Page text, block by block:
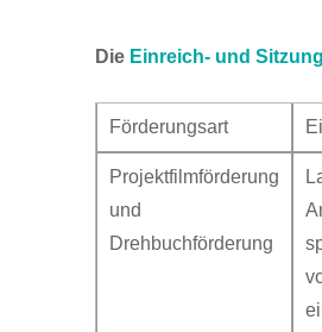
Die Einreich- und
Förderungsart
Projektfilmförderung
und
Drehbuchförderung